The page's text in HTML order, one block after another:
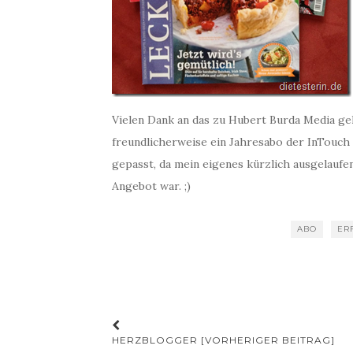
Vielen Dank an das zu Hubert Burda Media
freundlicherweise ein Jahresabo der
gepasst, da mein eigenes kürzlich
Angebot war. ;)
ABO
Beitrags-
HERZBLOGGER [VORHERIGER BEITRAG]